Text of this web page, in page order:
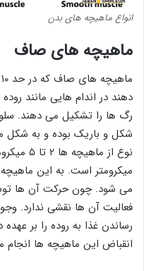
انواع ماهیچه های بدن
ماهیچه های صاف
دهند در اندام هایی مانند
رگ ها را تشکیل می دهند.
شکل و باریک بوده و به شکل
میکرومتر است. به این
می شود. چون حرکت آن ها
فعالیت آن ها نقشی ندارد.
رساندن غذا به روده را بر
انقباض این ماهیچه ها